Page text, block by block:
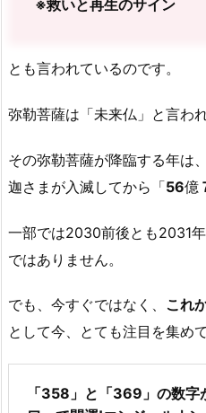
※救いと再生のサイン
とも言われているのです。
弥勒菩薩は「未来仏」と言わ
その弥勒菩薩が降臨する年は
迦さまが入滅してから「56億
一部では2030前後とも2031
ではありません。
でも、今すぐではなく、 これ
として今、とても注目を集め
「358」と「369」の数字